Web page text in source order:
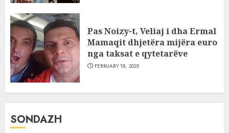
Pas Noizy-t, Veliaj i dha Ermal
Mamaqit dhjetëra mijëra euro
nga taksat e qytetarëve
FEBRUARY 18, 2025
SONDAZH